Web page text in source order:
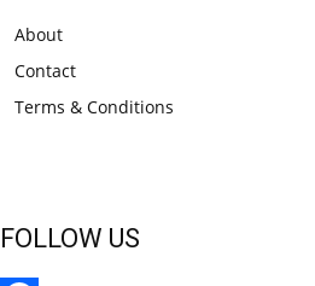
About
Contact
Terms & Conditions
FOLLOW US